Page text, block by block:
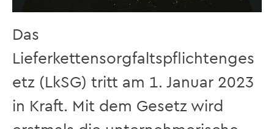
Das
Lieferkettensorgfaltspflichtenges
etz (LkSG) tritt am 1. Januar 2023
in Kraft. Mit dem Gesetz wird